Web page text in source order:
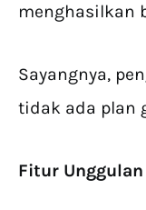
menghasilkan
Sayangnya,
tidak ada plan
Fitur Unggulan